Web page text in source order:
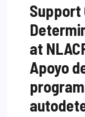
Support
at
Apoyo